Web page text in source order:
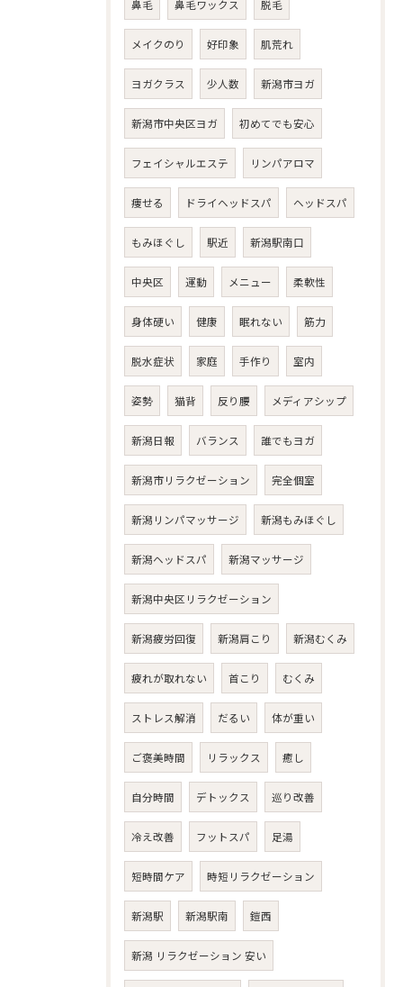
鼻毛 鼻毛ワックス 脱毛
メイクのり 好印象 肌荒れ
ヨガクラス 少人数 新潟市ヨガ
新潟市中央区ヨガ 初めてでも安心
フェイシャルエステ リンパアロマ
痩せる ドライヘッドスパ ヘッドスパ
もみほぐし 駅近 新潟駅南口
中央区 運動 メニュー 柔軟性
身体硬い 健康 眠れない 筋力
脱水症状 家庭 手作り 室内
姿勢 猫背 反り腰 メディアシップ
新潟日報 バランス 誰でもヨガ
新潟市リラクゼーション 完全個室
新潟リンパマッサージ 新潟もみほぐし
新潟ヘッドスパ 新潟マッサージ
新潟中央区リラクゼーション
新潟疲労回復 新潟肩こり 新潟むくみ
疲れが取れない 首こり むくみ
ストレス解消 だるい 体が重い
ご褒美時間 リラックス 癒し
自分時間 デトックス 巡り改善
冷え改善 フットスパ 足湯
短時間ケア 時短リラクゼーション
新潟駅 新潟駅南 鎧西
新潟 リラクゼーション 安い